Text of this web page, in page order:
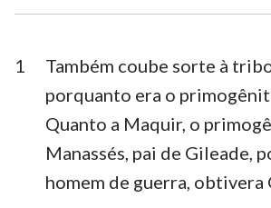
Esdras Neemias
Ester Jó
Salmos
Eclesiastes Cânticos
Isaías Jeremias
1
Também coube sorte à
porquanto era o
Quanto a Maquir, o
Manassés, pai de Gileade,
homem de guerra, obtivera